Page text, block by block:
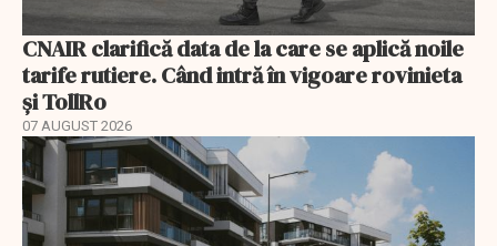
CNAIR clarifică data de la care se aplică noile
tarife rutiere. Când intră în vigoare rovinieta
și TollRo
07 AUGUST 2026